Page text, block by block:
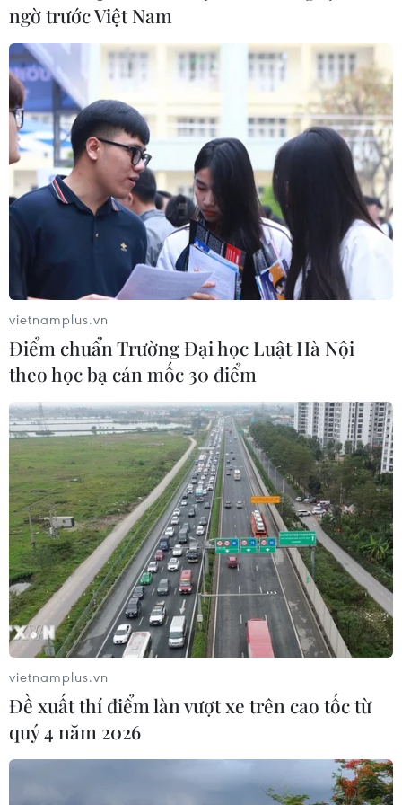
Phát hiện nhiều hạt nhựa trong băng ở
Bắc Cực và tuyết ở dãy núi Alps
17/08/2019 00:02
Các nhà khoa học thuộc Viện Alfred Wegener (AWI) đã
xác định được một lượng lớn hạt nhựa đã bay trong
không khí theo những bông tuyết rơi xuống và tích tụ
trong các lớp băng tại Bắc Cực và núi Alps.
ngờ trước Việt Nam
vietnamplus.vn
Điểm chuẩn Trường Đại học Luật Hà Nội
theo học bạ cán mốc 30 điểm
vietnamplus.vn
Đề xuất thí điểm làn vượt xe trên cao tốc từ
quý 4 năm 2026